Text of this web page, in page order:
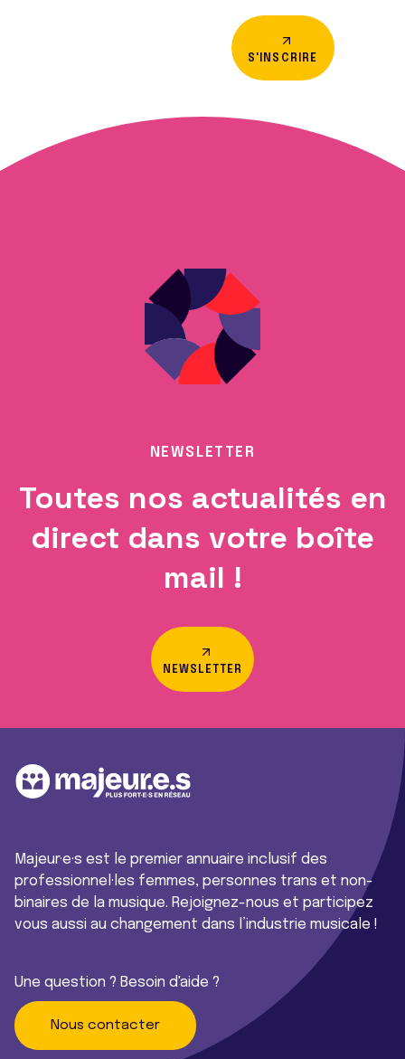
S'INSCRIRE
NEWSLETTER
Toutes nos actualités en
direct dans votre boîte
mail !
NEWSLETTER
Majeur·e·s est le premier annuaire inclusif des
professionnel·les femmes, personnes trans et non-
binaires de la musique. Rejoignez-nous et participez
vous aussi au changement dans l’industrie musicale !
Une question ? Besoin d'aide ?
Nous contacter